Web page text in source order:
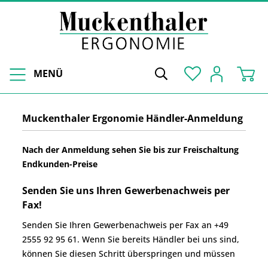
MENÜ
Muckenthaler Ergonomie Händler-Anmeldung
Nach der Anmeldung sehen Sie bis zur Freischaltung
Endkunden-Preise
Senden Sie uns Ihren Gewerbenachweis per
Fax!
Senden Sie Ihren Gewerbenachweis per Fax an +49
2555 92 95 61. Wenn Sie bereits Händler bei uns sind,
können Sie diesen Schritt überspringen und müssen